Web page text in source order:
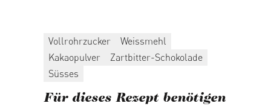
Vollrohrzucker
Weissmehl
Kakaopulver
Zartbitter-Schokolade
Süsses
Für dieses Rezept benötigen